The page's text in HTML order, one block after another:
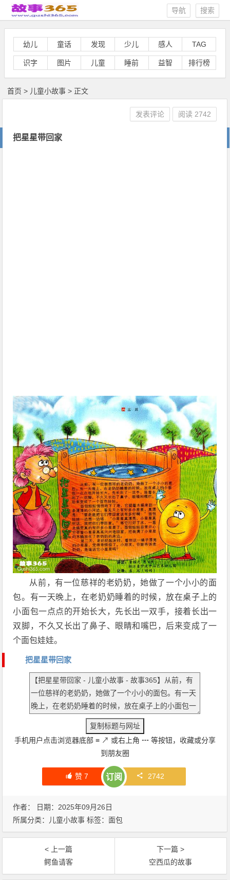
搜索
导航
幼儿 童话 发现 少儿 感人 TAG
识字 图片 儿童 睡前 益智 排行榜
首页 > 儿童小故事 > 正文
把星星带回家
从前，有一位慈祥的老奶奶，她做了一个小小的面
包。有一天晚上，在老奶奶睡着的时候，放在桌子上的
小面包一点点的开始长大，先长出一双手，接着长出一
双脚，不久又长出了鼻子、眼睛和嘴巴，后来变成了一
个面包娃娃。
把星星带回家
手机用户点击浏览器底部 ≡ ↗ 或右上角 ┅ 等按钮，收藏或分享
到朋友圈
赞7 订阅 2742
发表评论 阅读 2742
作者： 日期：2025年09月26日
所属分类： 儿童小故事 标签：面包
< 上一篇
鳄鱼请客
下一篇 >
空西瓜的故事